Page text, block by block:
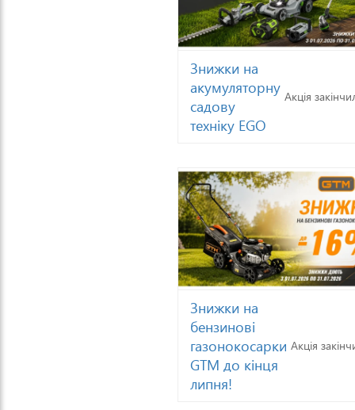
Знижки на
акумуляторну
садову
техніку EGO
Акція
Знижки на
бензинові
газонокосарки
GTM до кінця
липня!
Акція